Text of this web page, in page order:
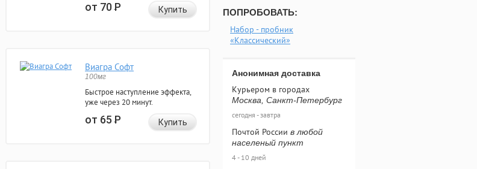
от 70Р Купить
Виагра Софт
100мг
Быстрое наступление эффекта,
уже через 20 минут.
от 65Р Купить
ПОПРОБОВАТЬ:
Набор - пробник
«Классический»
Анонимная доставка
Курьером в городах
Москва, Санкт-Петербург
сегодня - завтра
Почтой России в любой
населеный пункт
4 - 10 дней